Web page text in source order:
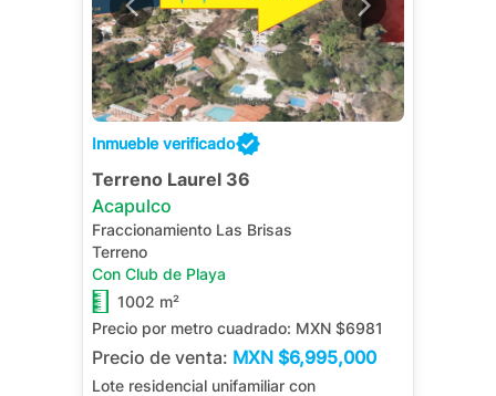
Inmueble verificado
Terreno Laurel 36
Acapulco
Fraccionamiento Las Brisas
Terreno
Con Club de Playa
1002 m²
Precio por metro cuadrado: MXN $6981
Precio de venta: MXN $6,995,000
Lote residencial unifamiliar con